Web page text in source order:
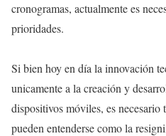
cronogramas, actualmente es
prioridades.
Si bien hoy en día la innovación
unicamente a la creación y
dispositivos móviles, es
pueden entenderse como la